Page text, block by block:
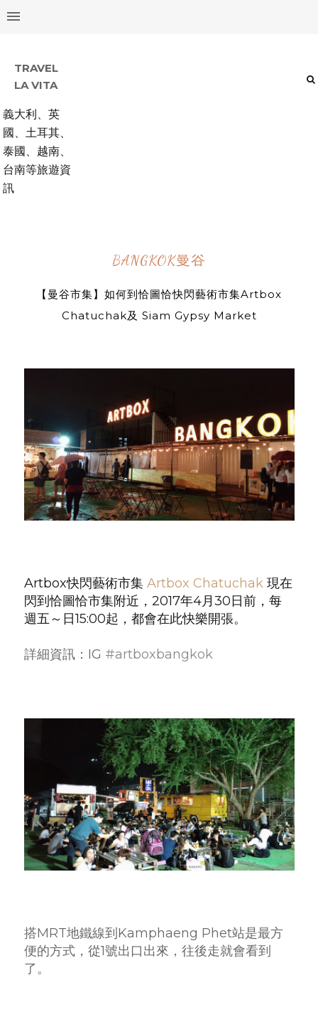
TRAVEL
LA VITA
義大利、英
國、土耳其、
泰國、越南、
台南等旅遊資
訊
BANGKOK曼谷
【曼谷市集】如何到恰圖恰快閃藝術市集Artbox
Chatuchak及 Siam Gypsy Market
Artbox快閃藝術市集 Artbox Chatuchak 現在
閃到恰圖恰市集附近，2017年4月30日前，每
週五～日15:00起，都會在此快樂開張。
詳細資訊：IG #artboxbangkok
搭MRT地鐵線到Kamphaeng Phet站是最方
便的方式，從1號出口出來，往後走就會看到
了。